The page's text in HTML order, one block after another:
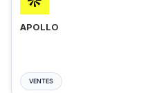
APOLLO
VENTES